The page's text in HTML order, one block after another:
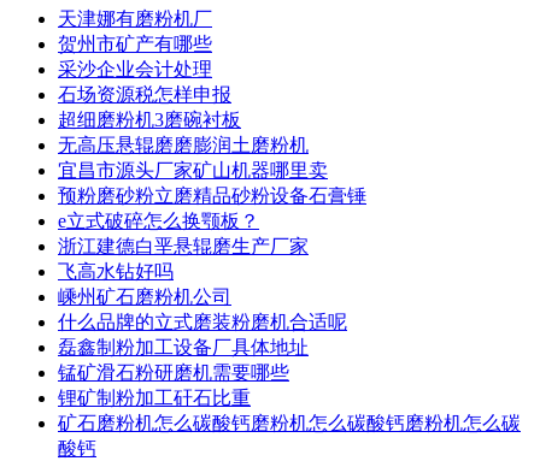
天津娜有磨粉机厂
贺州市矿产有哪些
采沙企业会计处理
石场资源税怎样申报
超细磨粉机3磨碗衬板
无高压悬辊磨磨膨润土磨粉机
宜昌市源头厂家矿山机器哪里卖
预粉磨砂粉立磨精品砂粉设备石膏锤
e立式破碎怎么换颚板？
浙江建德白垩悬辊磨生产厂家
飞高水钻好吗
嵊州矿石磨粉机公司
什么品牌的立式磨装粉磨机合适呢
磊鑫制粉加工设备厂具体地址
锰矿滑石粉研磨机需要哪些
锂矿制粉加工矸石比重
矿石磨粉机怎么碳酸钙磨粉机怎么碳酸钙磨粉机怎么碳
酸钙